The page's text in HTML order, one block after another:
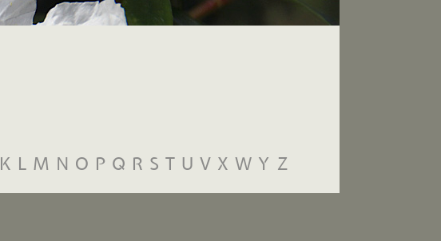
K L M N O P Q R S T U V X W Y Z